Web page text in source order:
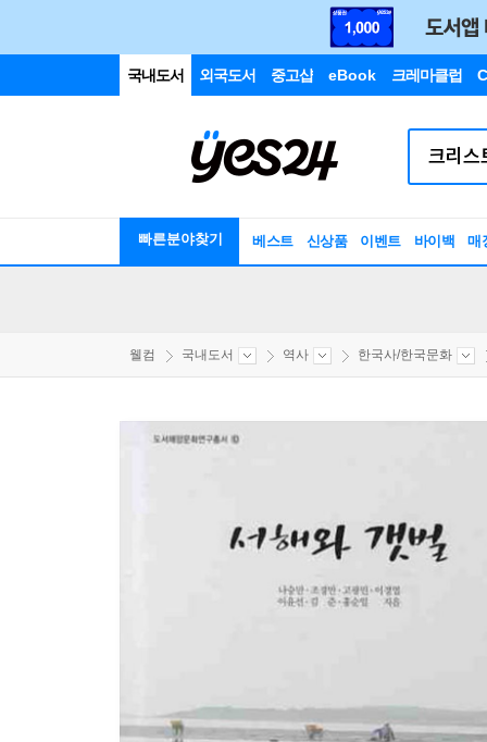
국내도서 외국도서 중고샵 eBook 크레마클럽
빠른분야찾기 베스트 신상품 이벤트 바이백 매
웰컴 국내도서 역사 한국사/한국문화